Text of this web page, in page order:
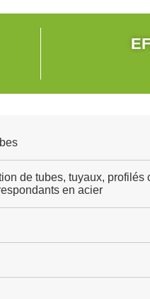
de tubes, tuyaux, profilés
en acier